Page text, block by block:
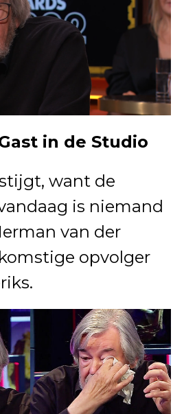
in de Studio
want de
is niemand
van der
opvolger